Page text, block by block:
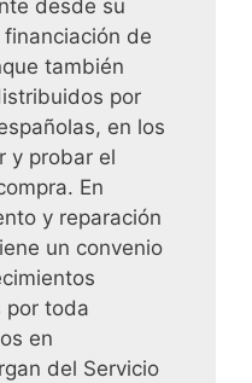
desde su
de
también
por
en los
y probar el
En
y reparación
un convenio
por toda
en
del Servicio